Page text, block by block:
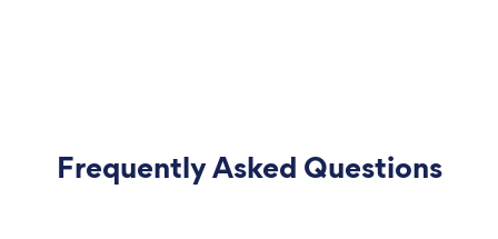
Frequently Asked Questions